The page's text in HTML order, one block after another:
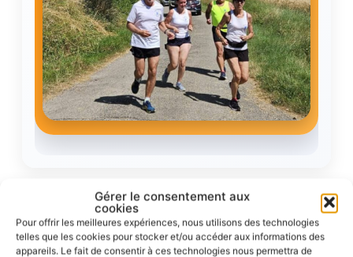
Gérer le consentement aux
cookies
Pour offrir les meilleures expériences, nous utilisons des technologies
telles que les cookies pour stocker et/ou accéder aux informations des
appareils. Le fait de consentir à ces technologies nous permettra de
Résultats